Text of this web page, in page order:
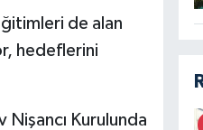
de alan
hedeflerini
Kurulunda